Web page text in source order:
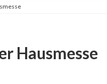
Hausmesse